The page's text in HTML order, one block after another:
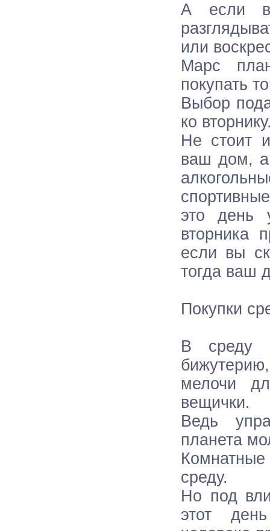
А если
или
Марс
покупать
Выбор
ко
Не стоит
ваш дом, а
это день
вторника
если вы
тогда ваш
Покупки
В среду
мелочи
вещички.
Ведь
планета
среду.
Но под
этот